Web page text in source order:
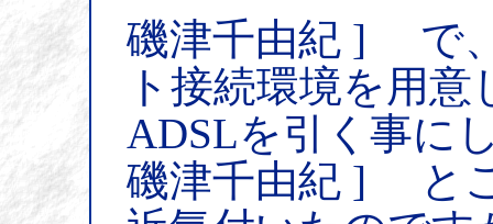
磯津千由紀 ] で
ト接続環境を用
ADSLを引く事に
磯津千由紀 ] と